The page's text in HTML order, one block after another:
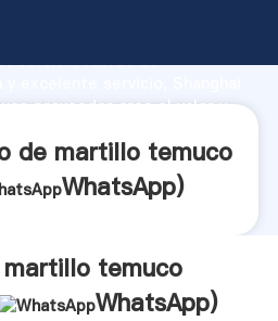
fuerza de
proveedor crea el valor y
de martillo temuco
WhatsApp)
temuco
WhatsApp)